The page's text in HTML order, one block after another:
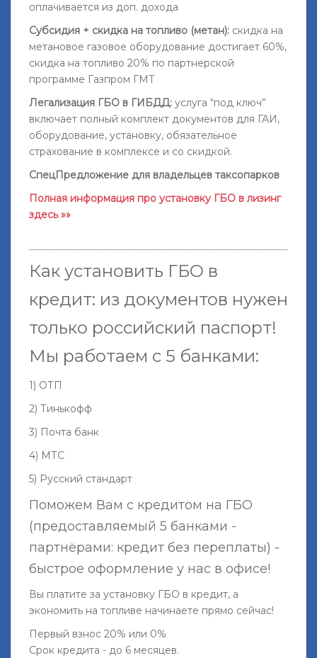
оплачивается из доп. дохода
Субсидия + скидка на топливо (метан): скидка на
метановое газовое оборудование достигает 60%,
скидка на топливо 20% по партнерской
программе Газпром ГМТ
Легализация ГБО в ГИБДД: услуга “под ключ”
включает полный комплект документов для ГАИ,
оборудование, установку, обязательное
страхование в комплексе и со скидкой.
СпецПредложение для владельцев таксопарков
Полная информация про установку ГБО в лизинг
здесь »»
Как установить ГБО в
кредит: из документов нужен
только российский паспорт!
Мы работаем с 5 банками:
1) ОТП
2) Тинькофф
3) Почта банк
4) МТС
5) Русский стандарт
Поможем Вам с кредитом на ГБО
(предоставляемый 5 банками -
партнёрами: кредит без переплаты) -
быстрое оформление у нас в офисе!
Вы платите за установку ГБО в кредит, а
экономить на топливе начинаете прямо сейчас!
Первый взнос 20% или 0%
Срок кредита - до 6 месяцев.